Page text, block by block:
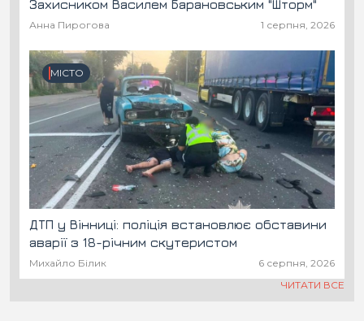
Захисником Василем Барановським "Шторм"
Анна Пирогова 1 серпня, 2026
МІСТО
ДТП у Вінниці: поліція встановлює обставини
аварії з 18-річним скутеристом
Михайло Білик
6 серпня, 2026
ЧИТАТИ ВСЕ